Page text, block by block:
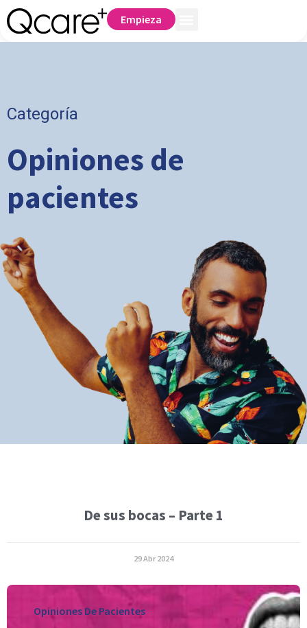
Empieza
Categoría
Opiniones de
pacientes
De sus bocas – Parte 1
29 Abr 2024
Opiniones De Pacientes